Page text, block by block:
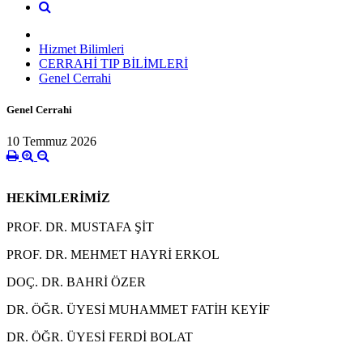
Hizmet Bilimleri
CERRAHİ TIP BİLİMLERİ
Genel Cerrahi
Genel Cerrahi
10 Temmuz 2026
HEKİMLERİMİZ
PROF. DR. MUSTAFA ŞİT
PROF. DR. MEHMET HAYRİ ERKOL
DOÇ. DR. BAHRİ ÖZER
DR. ÖĞR. ÜYESİ MUHAMMET FATİH KEYİF
DR. ÖĞR. ÜYESİ FERDİ BOLAT